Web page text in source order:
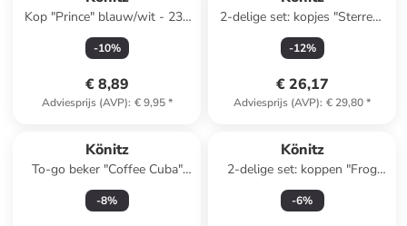
Kop "Prince" blauw/wit - 230
ml
-10%
€ 8,89
Adviesprijs (AVP): € 9,95*
2-delige set: kopjes "Sterren"
bruin/meerkleurig
-12%
€ 26,17
Adviesprijs (AVP): € 29,80*
Könitz
To-go beker "Coffee Cuba"
bruin - 380 ml
-8%
Könitz
2-delige set: koppen "Frog
Couple" rood/meerkleurig
-6%